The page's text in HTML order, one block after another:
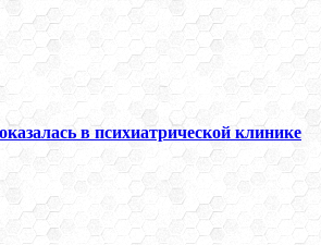
в психиатрической клинике